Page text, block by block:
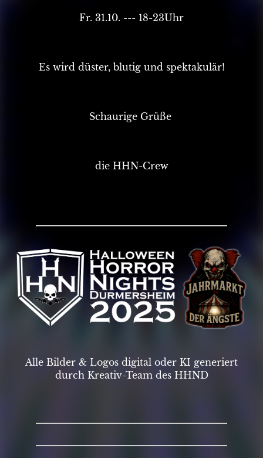
Fr. 31.10. --- 18-23Uhr
Es wird düster, blutig und spektakulär!
Schaurige Grüße
die HHN-Crew
Alle Bilder & Logos digital oder KI generiert
durch Kreativ-Team des HHND